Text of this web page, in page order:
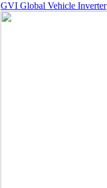
GVI Global Vehicle Inverter